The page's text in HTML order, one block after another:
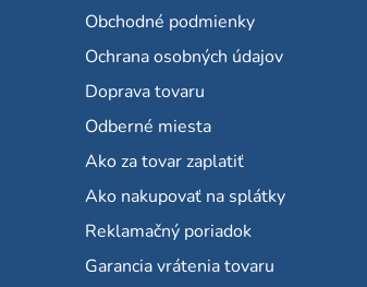
Obchodné podmienky
Ochrana osobných údajov
Doprava tovaru
Odberné miesta
Ako za tovar zaplatiť
Ako nakupovať na splátky
Reklamačný poriadok
Garancia vrátenia tovaru